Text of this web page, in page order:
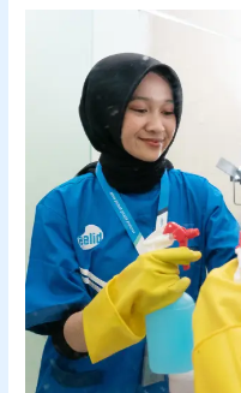
Berkerak,
Membersihkannya
dengan
Mudah
dan
Efektif